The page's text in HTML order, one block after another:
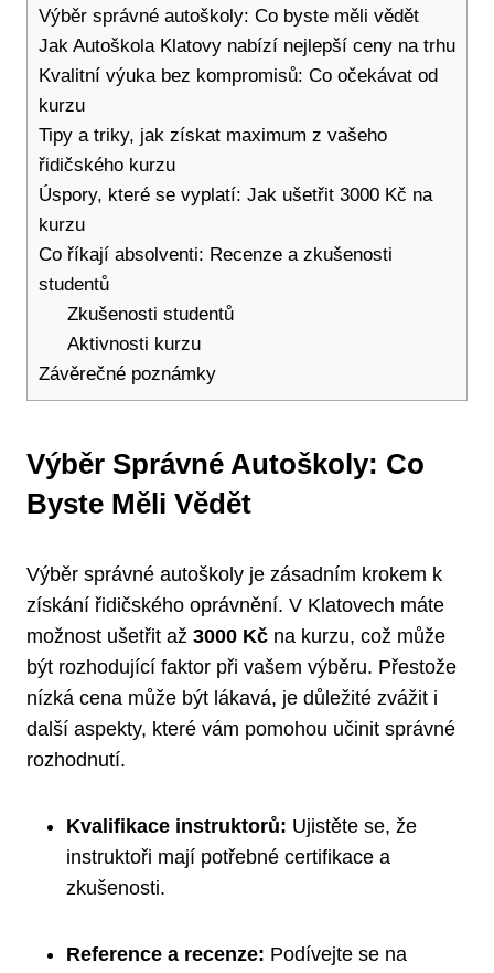
Výběr správné autoškoly: Co byste měli vědět
Jak Autoškola Klatovy nabízí nejlepší ceny na trhu
Kvalitní výuka bez kompromisů: Co očekávat od
kurzu
Tipy a triky, jak získat maximum z vašeho
řidičského kurzu
Úspory, které se vyplatí: Jak ušetřit 3000 Kč na
kurzu
Co říkají absolventi: Recenze a zkušenosti
studentů
Zkušenosti studentů
Aktivnosti kurzu
Závěrečné poznámky
Výběr Správné Autoškoly: Co
Byste Měli Vědět
Výběr správné autoškoly je zásadním krokem k
získání řidičského oprávnění. V Klatovech máte
možnost ušetřit až 3000 Kč na kurzu, což může
být rozhodující faktor při vašem výběru. Přestože
nízká cena může být lákavá, je důležité zvážit i
další aspekty, které vám pomohou učinit správné
rozhodnutí.
Kvalifikace instruktorů: Ujistěte se, že
instruktoři mají potřebné certifikace a
zkušenosti.
Reference a recenze: Podívejte se na